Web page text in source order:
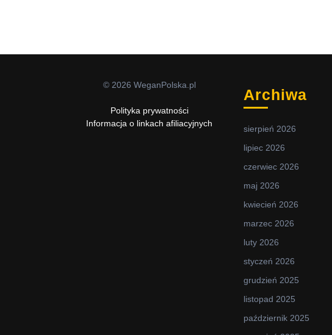
© 2026 WeganPolska.pl
Polityka prywatności
Informacja o linkach afiliacyjnych
Archiwa
sierpień 2026
lipiec 2026
czerwiec 2026
maj 2026
kwiecień 2026
marzec 2026
luty 2026
styczeń 2026
grudzień 2025
listopad 2025
październik 2025